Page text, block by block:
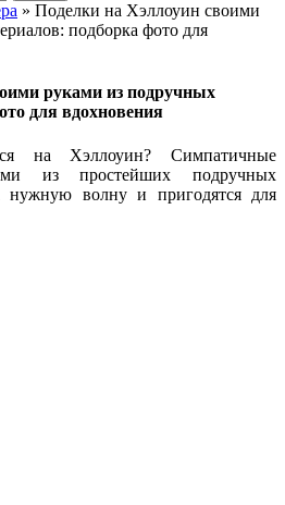
» Поделки на Хэллоуин своими
подборка фото для
руками из подручных
для вдохновения
на Хэллоуин? Симпатичные
из простейших подручных
нужную волну и пригодятся для